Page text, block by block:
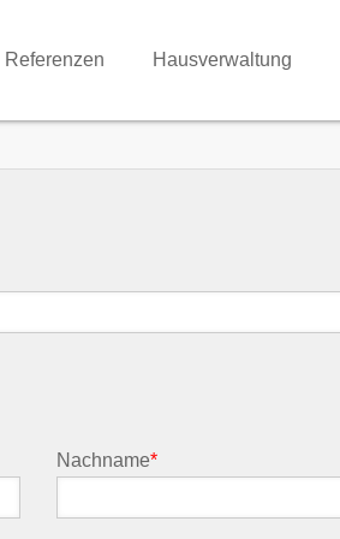
Referenzen Hausverwaltung
Nachname*